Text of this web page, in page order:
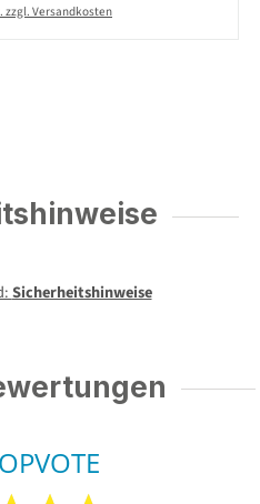
zzgl. Versandkosten
Sicherheitshinweise